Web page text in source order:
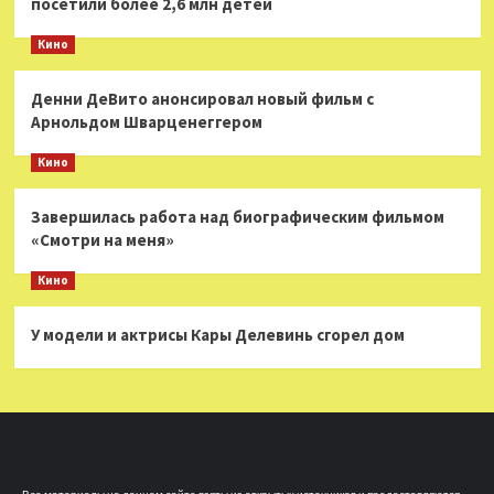
Кино
Денни ДеВито анонсировал новый фильм с
Арнольдом Шварценеггером
Кино
Завершилась работа над биографическим фильмом
«Смотри на меня»
Кино
У модели и актрисы Кары Делевинь сгорел дом